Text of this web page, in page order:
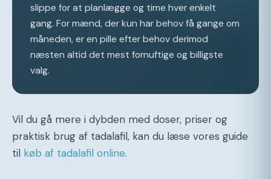
slippe for at planlægge og time hver enkelt
gang. For mænd, der kun har behov få gange om
måneden, er en pille efter behov derimod
næsten altid det mest fornuftige og billigste
valg.
Vil du gå mere i dybden med doser, priser og
praktisk brug af tadalafil, kan du læse vores guide
til køb af tadalafil online.